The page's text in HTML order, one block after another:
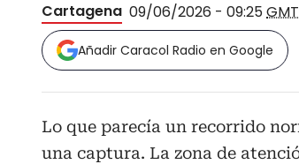
Cartagena 09/06/2026 - 09:25
Añadir Caracol Radio en Google
Lo que parecía un recorrido
una captura. La zona de